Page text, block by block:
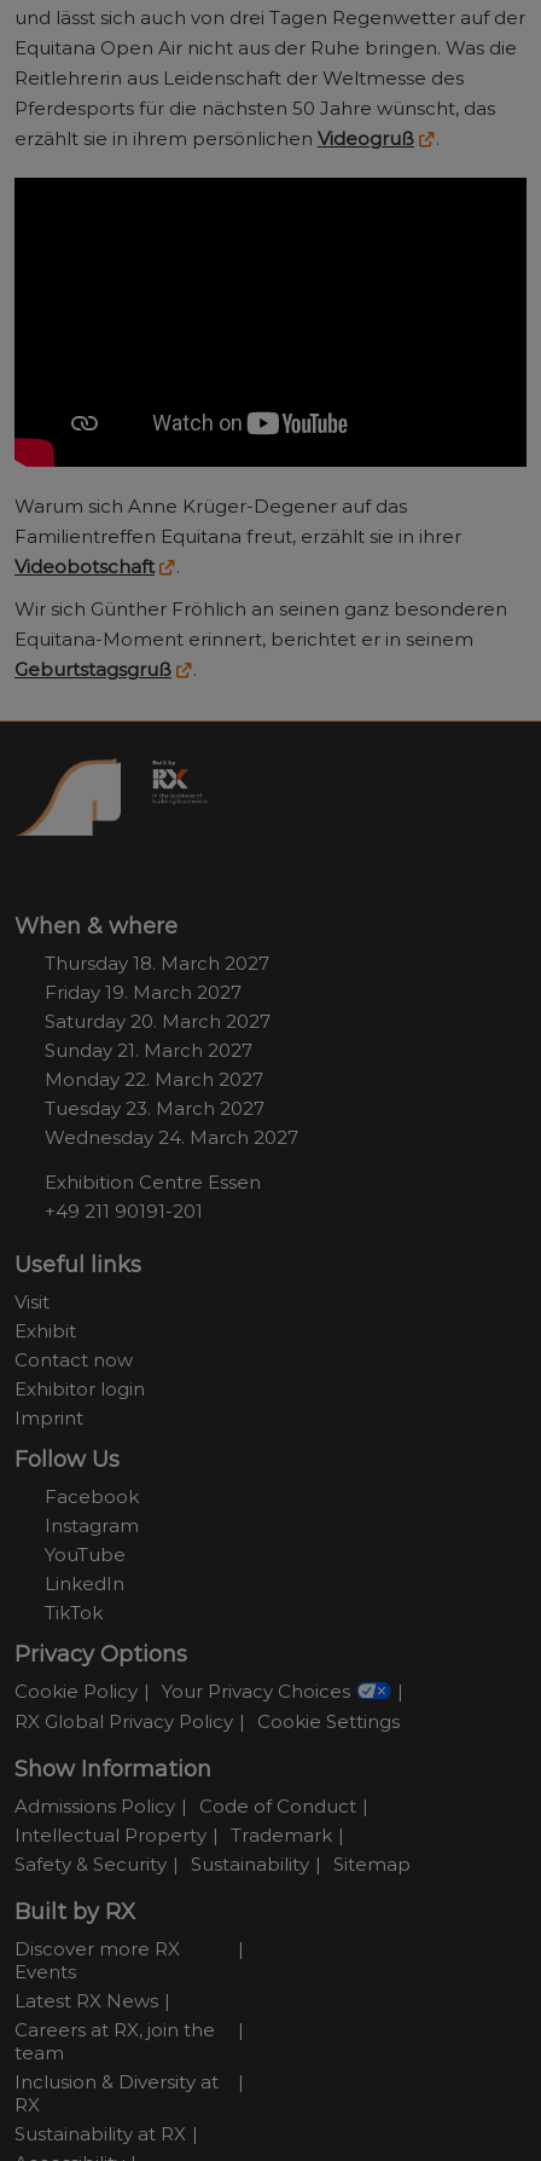
und lässt sich auch von drei Tagen Regenwetter auf der
Equitana Open Air nicht aus der Ruhe bringen. Was die
Reitlehrerin aus Leidenschaft der Weltmesse des
Pferdesports für die nächsten 50 Jahre wünscht, das
erzählt sie in ihrem persönlichen Videogruß .
Warum sich Anne Krüger-Degener auf das
Familientreffen Equitana freut, erzählt sie in ihrer
Videobotschaft
.
Wir sich Günther Fröhlich an seinen ganz besonderen
Equitana-Moment erinnert, berichtet er in seinem
Geburtstagsgruß
.
When & where
Thursday 18. March 2027
Friday 19. March 2027
Saturday 20. March 2027
Sunday 21. March 2027
Monday 22. March 2027
Tuesday 23. March 2027
Wednesday 24. March 2027
Exhibition Centre Essen
+49 211 90191-201
Useful links
Visit
Exhibit
Contact now
Exhibitor login
Imprint
Follow Us
Facebook
Instagram
YouTube
LinkedIn
TikTok
Privacy Options
Cookie Policy
Your Privacy Choices
RX Global Privacy Policy
Cookie Settings
Show Information
Admissions Policy
Code of Conduct
Intellectual Property
Trademark
Safety & Security
Sustainability Sitemap
Built by RX
Discover more RX
Events
Latest RX News
Careers at RX, join the
team
Inclusion & Diversity at
RX
Sustainability at RX